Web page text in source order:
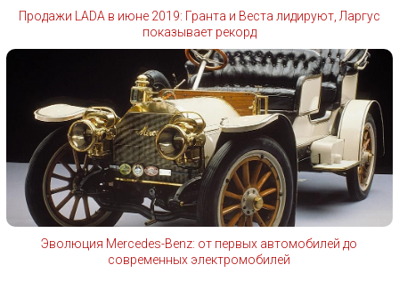
Продажи LADA в июне 2019: Гранта и Веста лидируют, Ларгус
показывает рекорд
Эволюция Mercedes-Benz: от первых автомобилей до
современных электромобилей